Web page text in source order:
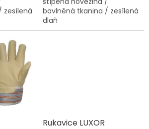
zesílená
bavlněná tkanina / zesílená
dlaň
Rukavice LUXOR